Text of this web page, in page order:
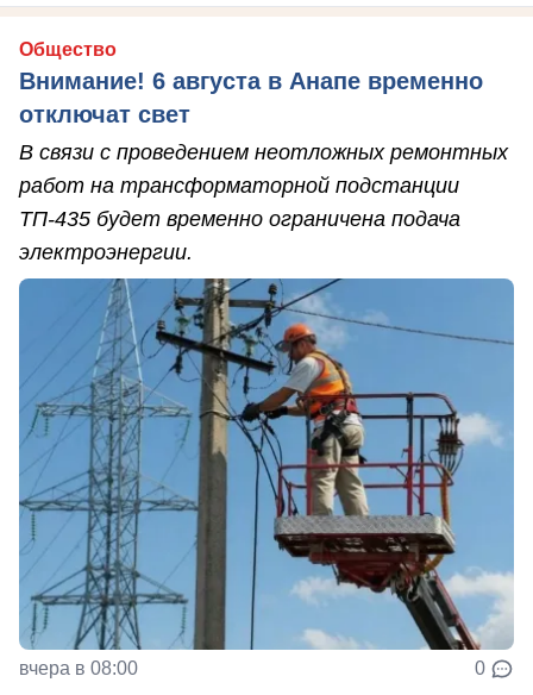
Общество
Внимание! 6 августа в Анапе временно
отключат свет
В связи с проведением неотложных ремонтных
работ на трансформаторной подстанции
ТП-435 будет временно ограничена подача
электроэнергии.
вчера в 08:00 0